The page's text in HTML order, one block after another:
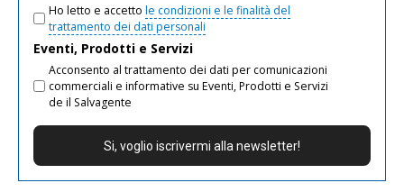
Ho letto e accetto le condizioni e le finalità del
trattamento dei dati personali
Eventi, Prodotti e Servizi
Acconsento al trattamento dei dati per comunicazioni
commerciali e informative su Eventi, Prodotti e Servizi
de il Salvagente